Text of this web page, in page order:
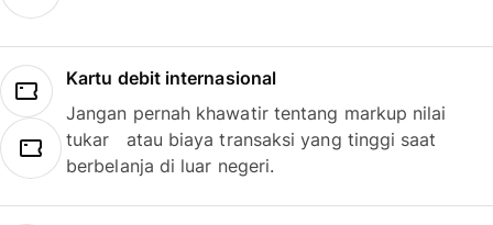
Kartu debit internasional
Jangan pernah khawatir tentang markup nilai
tukar atau biaya transaksi yang tinggi saat
berbelanja di luar negeri.